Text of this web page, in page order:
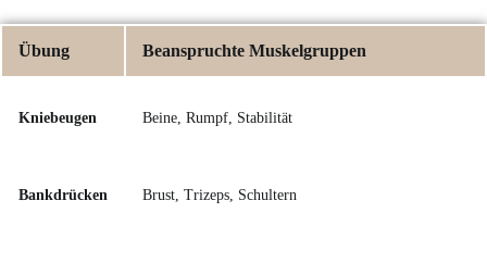
Übung Beanspruchte Muskelgruppen
Kniebeugen Beine, Rumpf, Stabilität
Bankdrücken Brust, Trizeps, Schultern